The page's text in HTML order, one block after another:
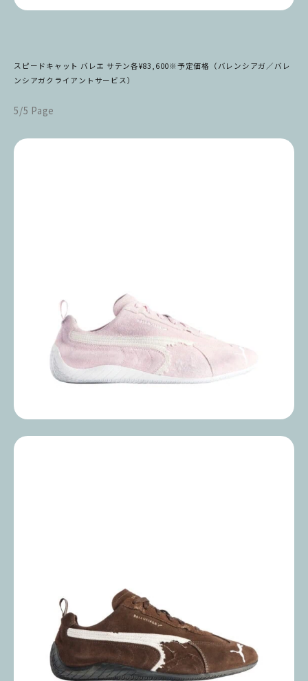
スピードキャット バレエ サテン各¥83,600※予定価格（バレンシアガ／バレ
ンシアガクライアントサービス）
5/5 Page